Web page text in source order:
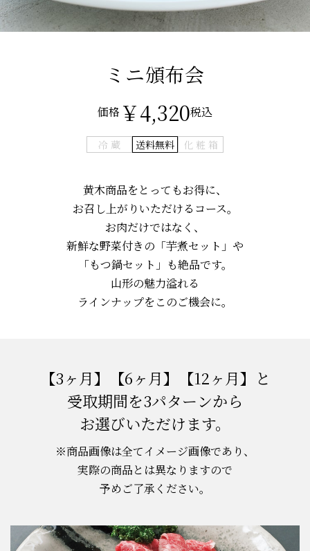
ミニ頒布会
価格 ￥4,320税込
冷 蔵 送料無料 化 粧 箱
黄木商品をとってもお得に、
お召し上がりいただけるコース。
お肉だけではなく、
新鮮な野菜付きの「芋煮セット」や
「もつ鍋セット」も絶品です。
山形の魅力溢れる
ラインナップをこのご機会に。
【3ヶ月】【6ヶ月】【12ヶ月】と
受取期間を3パターンから
お選びいただけます。
※商品画像は全てイメージ画像であり、
実際の商品とは異なりますので
予めご了承ください。